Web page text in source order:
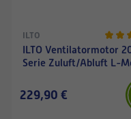
ILTO
ILTO Ventilatormotor
Serie Zuluft/Abluft L-
229,90 €